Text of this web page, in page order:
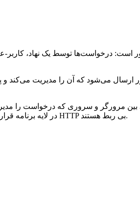
می‌شود که آن را مدیریت می‌کند و
بین مرورگر و سروری که درخواست را
HTTP یا https (در صورت خرید ssl)، در لایه برنامه قرار دارد. اگرچه برای تشخیص مشکلات شبکه مهم است، اما لایه‌های زیرین عمدتاً به توضیحات HTTP بی ربط هستند.